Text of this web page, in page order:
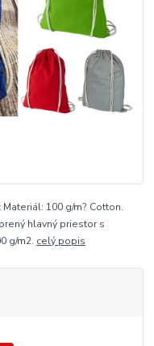
100 g/m? Cotton.
hlavný priestor s
g/m2. celý popis